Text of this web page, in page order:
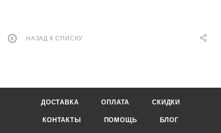
НАЗАД К СПИСКУ
ДОСТАВКА ОПЛАТА СКИДКИ
КОНТАКТЫ ПОМОЩЬ БЛОГ